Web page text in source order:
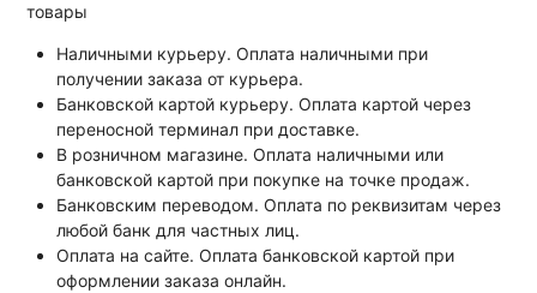
товары
Наличными курьеру. Оплата наличными при
получении заказа от курьера.
Банковской картой курьеру. Оплата картой через
переносной терминал при доставке.
В розничном магазине. Оплата наличными или
банковской картой при покупке на точке продаж.
Банковским переводом. Оплата по реквизитам через
любой банк для частных лиц.
Оплата на сайте. Оплата банковской картой при
оформлении заказа онлайн.